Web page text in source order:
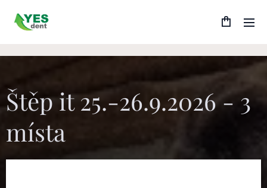
Štěp it 25.-26.9.2026 - 3
místa